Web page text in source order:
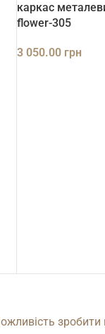
каркас
flower-305
3 050.00 грн
зробити